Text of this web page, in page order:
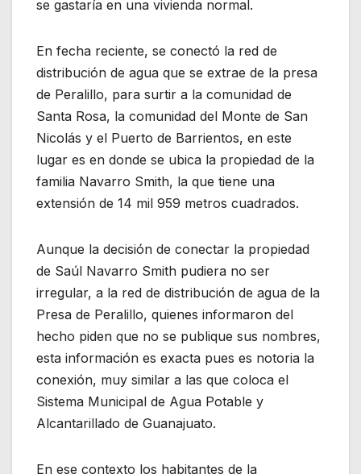
se gastaría en una vivienda normal.
En fecha reciente, se conectó la red de
distribución de agua que se extrae de la presa
de Peralillo, para surtir a la comunidad de
Santa Rosa, la comunidad del Monte de San
Nicolás y el Puerto de Barrientos, en este
lugar es en donde se ubica la propiedad de la
familia Navarro Smith, la que tiene una
extensión de 14 mil 959 metros cuadrados.
Aunque la decisión de conectar la propiedad
de Saúl Navarro Smith pudiera no ser
irregular, a la red de distribución de agua de la
Presa de Peralillo, quienes informaron del
hecho piden que no se publique sus nombres,
esta información es exacta pues es notoria la
conexión, muy similar a las que coloca el
Sistema Municipal de Agua Potable y
Alcantarillado de Guanajuato.
En ese contexto los habitantes de la